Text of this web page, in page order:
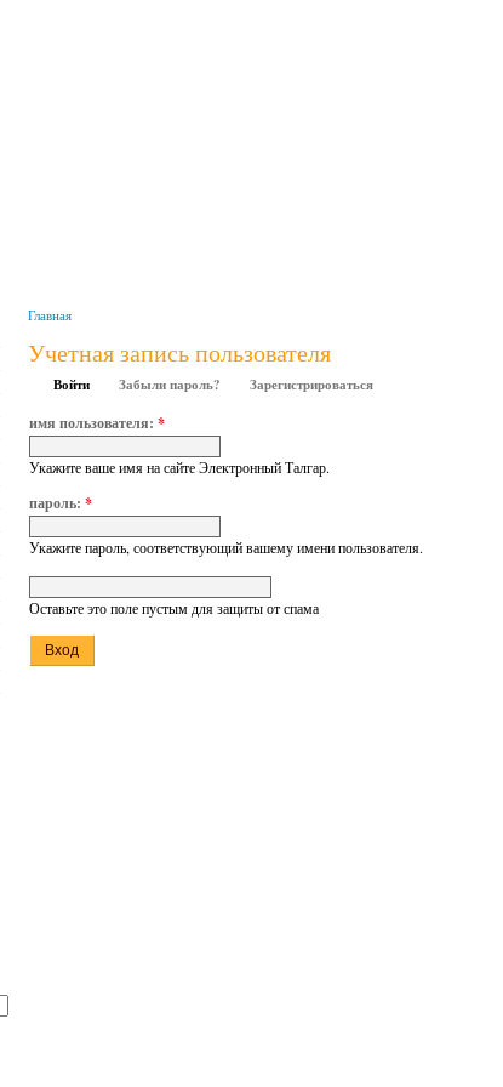
Главная
Учетная запись пользователя
Войти Забыли пароль? Зарегистрироваться
имя пользователя: *
Укажите ваше имя на сайте Электронный Талгар.
пароль: *
Укажите пароль, соответствующий вашему имени пользователя.
Оставьте это поле пустым для защиты от спама